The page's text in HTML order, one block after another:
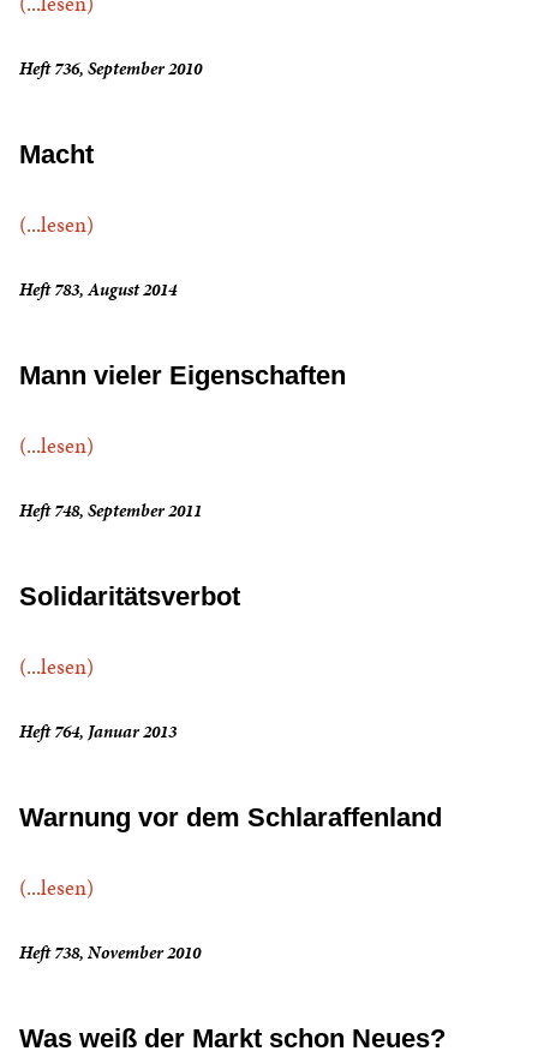
Heft 736, September 2010
Macht
(...lesen)
Heft 783, August 2014
Mann vieler Eigenschaften
(...lesen)
Heft 748, September 2011
Solidaritätsverbot
(...lesen)
Heft 764, Januar 2013
Warnung vor dem Schlaraffenland
(...lesen)
Heft 738, November 2010
Was weiß der Markt schon Neues?